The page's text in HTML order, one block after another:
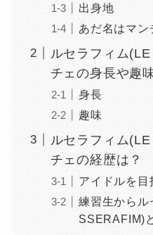
出身地
あだ名はマン
ルセラフィム
チェの身長や趣味
身長
趣味
ルセラフィム
チェの経歴は？
アイドルを
練習生からル
SSERAFIM)